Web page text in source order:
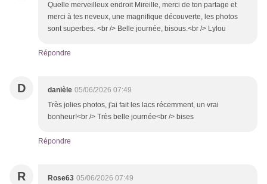
Quelle merveilleux endroit Mireille, merci de ton partage et
merci à tes neveux, une magnifique découverte, les photos
sont superbes. <br /> Belle journée, bisous.<br /> Lylou
Répondre
D danièle 05/06/2026 07:49
Très jolies photos, j'ai fait les lacs récemment, un vrai
bonheur!<br /> Très belle journée<br /> bises
Répondre
R Rose63 05/06/2026 07:49